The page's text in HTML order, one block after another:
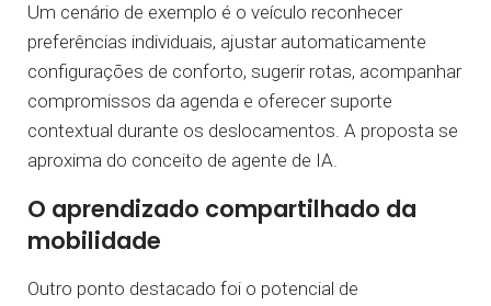
Um cenário de exemplo é o veículo reconhecer
preferências individuais, ajustar automaticamente
configurações de conforto, sugerir rotas, acompanhar
compromissos da agenda e oferecer suporte
contextual durante os deslocamentos. A proposta se
aproxima do conceito de agente de IA.
O aprendizado compartilhado da
mobilidade
Outro ponto destacado foi o potencial de